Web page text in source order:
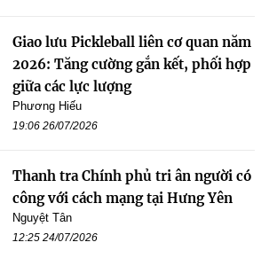
Giao lưu Pickleball liên cơ quan năm
2026: Tăng cường gắn kết, phối hợp
giữa các lực lượng
Phương Hiếu
19:06 26/07/2026
Thanh tra Chính phủ tri ân người có
công với cách mạng tại Hưng Yên
Nguyệt Tân
12:25 24/07/2026